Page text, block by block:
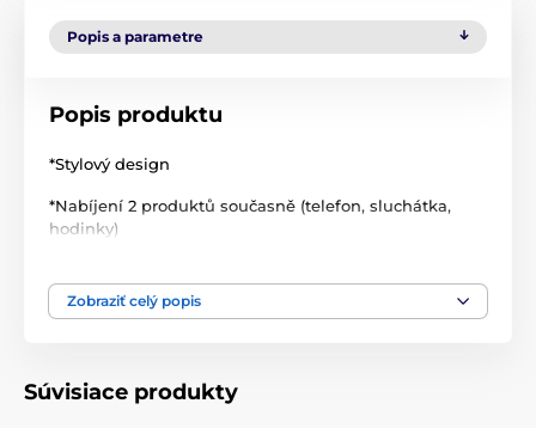
Popis a parametre
Popis produktu
*Stylový design
*Nabíjení 2 produktů současně (telefon, sluchátka,
hodinky)
sundávání krytů není třeba, jednoduše zařízení
Zobraziť celý popis
Súvisiace produkty